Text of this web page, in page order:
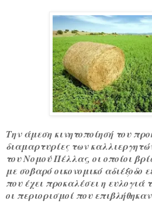
Την άμεση κινητοποίησή του
διαμαρτυρίες των
του Νομού Πέλλας, οι οποίοι
με σοβαρό οικονομικό αδιέξοδο
που έχει προκαλέσει η
οι περιορισμοί που